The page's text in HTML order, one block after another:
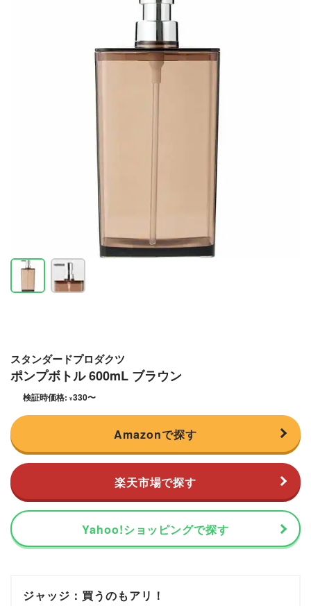
スタンダードプロダクツ
ポンプボトル 600mL ブラウン
検証時価格: ¥330〜
Amazonで探す
楽天市場で探す
Yahoo!ショッピングで探す
ジャッジ：買うのもアリ！